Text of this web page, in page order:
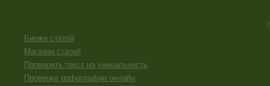
Биржа статей
Магазин статей
Проверить текст на уникальность
Проверка орфографии онлайн